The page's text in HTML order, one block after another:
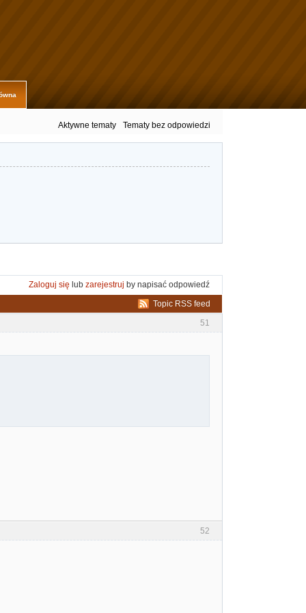
Aktywne tematy Tematy bez odpowiedzi
Zaloguj się lub zarejestruj by napisać odpowiedź
Topic RSS feed
51
52